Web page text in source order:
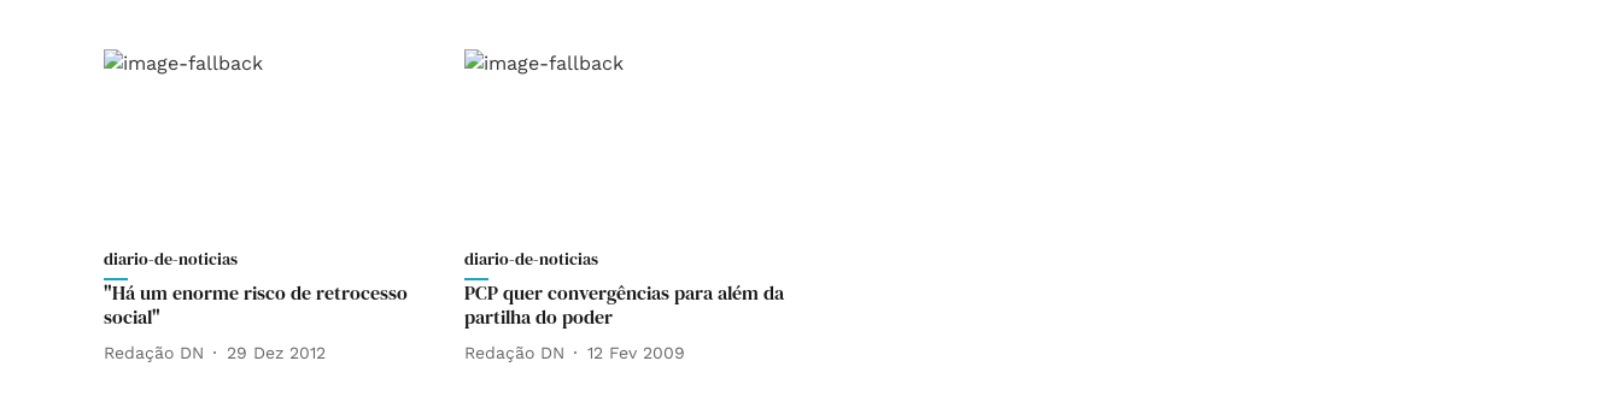
diario-de-noticias
"Há um enorme risco de retrocesso
social"
Redação DN 29 Dez 2012
diario-de-noticias
PCP quer convergências para além da
partilha do poder
Redação DN 12 Fev 2009